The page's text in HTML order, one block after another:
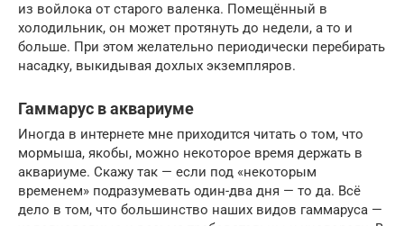
из войлока от старого валенка. Помещённый в
холодильник, он может протянуть до недели, а то и
больше. При этом желательно периодически перебирать
насадку, выкидывая дохлых экземпляров.
Гаммарус в аквариуме
Иногда в интернете мне приходится читать о том, что
мормыша, якобы, можно некоторое время держать в
аквариуме. Скажу так — если под «некоторым
временем» подразумевать один-два дня — то да. Всё
дело в том, что большинство наших видов гаммаруса —